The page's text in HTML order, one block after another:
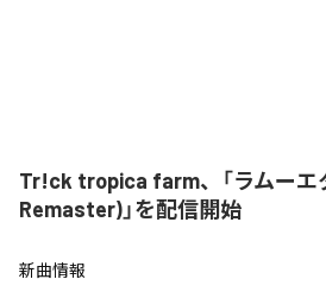
Tr!ck tropica farm、「ラムーエ
Remaster)」を配信開始
新曲情報